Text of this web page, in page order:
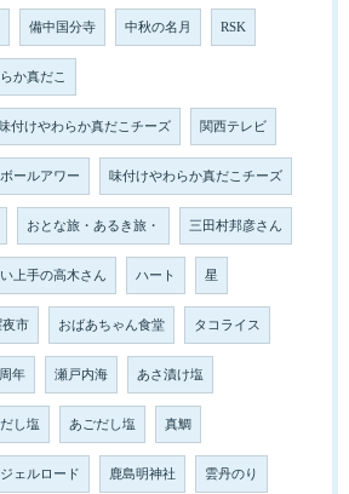
備中国分寺 中秋の名月 RSK
か真だこ
付けやわらか真だこチーズ 関西テレビ
ールアワー 味付けやわらか真だこチーズ
おとな旅・あるき旅・ 三田村邦彦さん
上手の高木さん ハート 星
夜市 おばあちゃん食堂 タコライス
年 瀬戸内海 あさ漬け塩
し塩 あごだし塩 真鯛
ェルロード 鹿島明神社 雲丹のり